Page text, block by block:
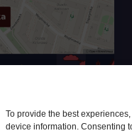
To provide the best
device information. Consenting